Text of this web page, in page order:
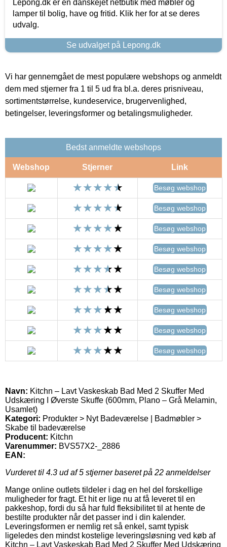
Lepong.dk er en danskejet netbutik med møbler og
lamper til bolig, have og fritid. Klik her for at se deres
udvalg.
Se udvalget på Lepong.dk
Vi har gennemgået de mest populære webshops og anmeldt
dem med stjerner fra 1 til 5 ud fra bl.a. deres prisniveau,
sortimentstørrelse, kundeservice, brugervenlighed,
betingelser, leveringsformer og betalingsmuligheder.
Bedst anmeldte webshops
Webshop Stjerner Link
Besøg webshop
Besøg webshop
Besøg webshop
Besøg webshop
Besøg webshop
Besøg webshop
Besøg webshop
Besøg webshop
Besøg webshop
Navn: Kitchn – Lavt Vaskeskab Bad Med 2 Skuffer Med
Udskæring I Øverste Skuffe (600mm, Plano – Grå Melamin,
Usamlet)
Kategori: Produkter > Nyt Badeværelse | Badmøbler >
Skabe til badeværelse
Producent: Kitchn
Varenummer: BVS57X2-_2886
EAN:
Vurderet til 4.3 ud af 5 stjerner baseret på 22 anmeldelser
Mange online outlets tildeler i dag en hel del forskellige
muligheder for fragt. Et hit er lige nu at få leveret til en
pakkeshop, fordi du så har fuld fleksibilitet til at hente de
bestilte produkter når det passer ind i din kalender.
Leveringsformen er nemlig ret så enkel, samt typisk
ligeledes den mindst kostelige leveringsløsning ved køb af
Kitchn – Lavt Vaskeskab Bad Med 2 Skuffer Med Udskæring